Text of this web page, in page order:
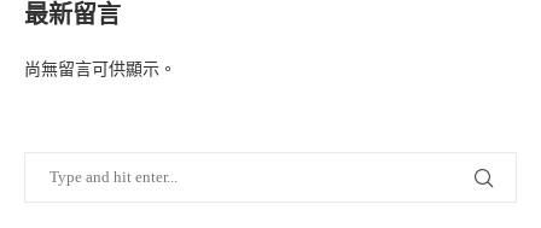
最新留言
尚無留言可供顯示。